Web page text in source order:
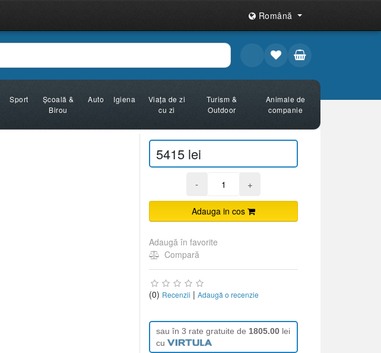
Română
Sport
Şcoală &
Birou
Auto Igiena
Viața de zi
cu zi
Turism &
Outdoor
Animale de
companie
5415 lei
- +
Adauga in cos
Adaugă în favorite
Compară
(0) Recenzii | Adaugă o recenzie
sau în 3 rate gratuite de 1805.00 lei
cu